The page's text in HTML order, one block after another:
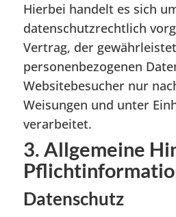
Hierbei handelt es sich
datenschutzrechtlich
Vertrag, der
personenbezogenen
Websitebesucher nur
Weisungen und unter
verarbeitet.
3. Allgemeine
Datenschutz